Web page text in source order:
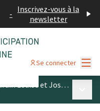
- Inscrivez-vous à la
newsletter
Se connecter
L’espace Dumont &amp; le futur jardin Louise et Joseph Schwartz